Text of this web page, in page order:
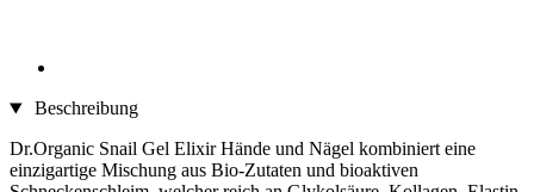
Beschreibung
Dr.Organic Snail Gel Elixir Hände und Nägel kombiniert eine
einzigartige Mischung aus Bio-Zutaten und bioaktiven